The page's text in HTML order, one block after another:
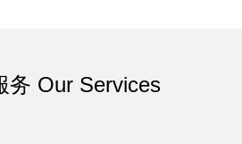
务 Our Services